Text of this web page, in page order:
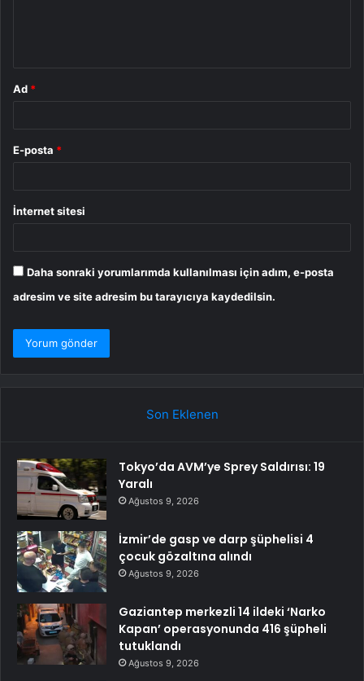
Ad *
E-posta *
İnternet sitesi
Daha sonraki yorumlarımda kullanılması için adım, e-posta
adresim ve site adresim bu tarayıcıya kaydedilsin.
Son Eklenen
Tokyo’da AVM’ye Sprey Saldırısı: 19
Yaralı
Ağustos 9, 2026
İzmir’de gasp ve darp şüphelisi 4
çocuk gözaltına alındı
Ağustos 9, 2026
Gaziantep merkezli 14 ildeki ‘Narko
Kapan’ operasyonunda 416 şüpheli
tutuklandı
Ağustos 9, 2026